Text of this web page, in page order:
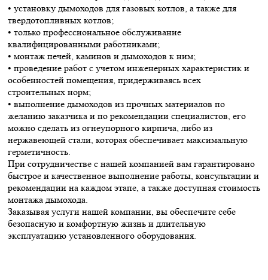
• установку дымоходов для газовых котлов, а также для
твердотопливных котлов;
• только профессиональное обслуживание
квалифицированными работниками;
• монтаж печей, каминов и дымоходов к ним;
• проведение работ с учетом инженерных характеристик и
особенностей помещения, придерживаясь всех
строительных норм;
• выполнение дымоходов из прочных материалов по
желанию заказчика и по рекомендации специалистов, его
можно сделать из огнеупорного кирпича, либо из
нержавеющей стали, которая обеспечивает максимальную
герметичность.
При сотрудничестве с нашей компанией вам гарантировано
быстрое и качественное выполнение работы, консультации и
рекомендации на каждом этапе, а также доступная стоимость
монтажа дымохода.
Заказывая услуги нашей компании, вы обеспечите себе
безопасную и комфортную жизнь и длительную
эксплуатацию установленного оборудования.